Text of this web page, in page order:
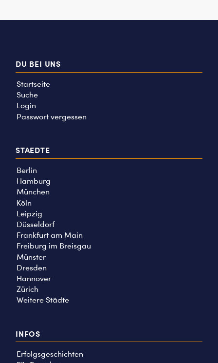
DU BEI UNS
Startseite
Suche
Login
Passwort vergessen
STAEDTE
Berlin
Hamburg
München
Köln
Leipzig
Düsseldorf
Frankfurt am Main
Freiburg im Breisgau
Münster
Dresden
Hannover
Zürich
Weitere Städte
INFOS
Erfolgsgeschichten